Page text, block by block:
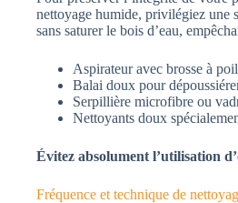
nettoyage humide, privilégiez une
sans saturer le bois d’eau,
Aspirateur avec brosse à
Balai doux pour
Serpillière microfibre ou
Nettoyants doux
Évitez absolument l’utilisation
Fréquence et technique de